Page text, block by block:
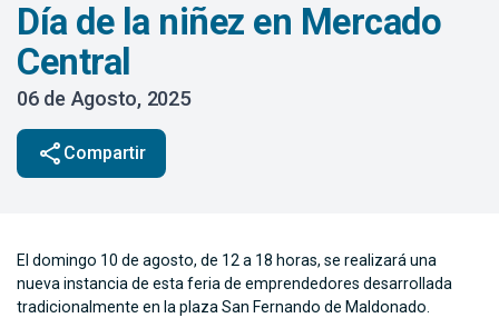
Día de la niñez en Mercado
Central
06 de Agosto, 2025
share Compartir
El domingo 10 de agosto, de 12 a 18 horas, se realizará una
nueva instancia de esta feria de emprendedores desarrollada
tradicionalmente en la plaza San Fernando de Maldonado.